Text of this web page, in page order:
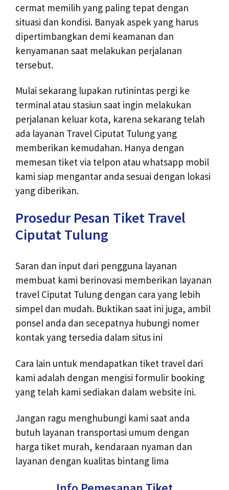
cermat memilih yang paling tepat dengan
situasi dan kondisi. Banyak aspek yang harus
dipertimbangkan demi keamanan dan
kenyamanan saat melakukan perjalanan
tersebut.
Mulai sekarang lupakan rutinintas pergi ke
terminal atau stasiun saat ingin melakukan
perjalanan keluar kota, karena sekarang telah
ada layanan Travel Ciputat Tulung yang
memberikan kemudahan. Hanya dengan
memesan tiket via telpon atau whatsapp mobil
kami siap mengantar anda sesuai dengan lokasi
yang diberikan.
Prosedur Pesan Tiket Travel
Ciputat Tulung
Saran dan input dari pengguna layanan
membuat kami berinovasi memberikan layanan
travel Ciputat Tulung dengan cara yang lebih
simpel dan mudah. Buktikan saat ini juga, ambil
ponsel anda dan secepatnya hubungi nomer
kontak yang tersedia dalam situs ini
Cara lain untuk mendapatkan tiket travel dari
kami adalah dengan mengisi formulir booking
yang telah kami sediakan dalam website ini.
Jangan ragu menghubungi kami saat anda
butuh layanan transportasi umum dengan
harga tiket murah, kendaraan nyaman dan
layanan dengan kualitas bintang lima